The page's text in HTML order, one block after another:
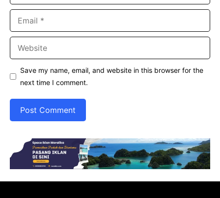
Save my name, email, and website in this browser for the
next time I comment.